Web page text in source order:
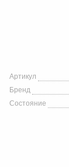
Артикул
Бренд
Состояние